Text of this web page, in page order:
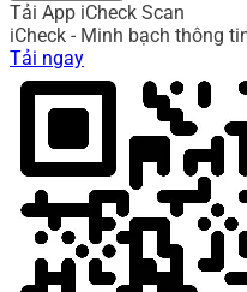
Tải App iCheck Scan
iCheck - Minh bạch thông
Tải ngay